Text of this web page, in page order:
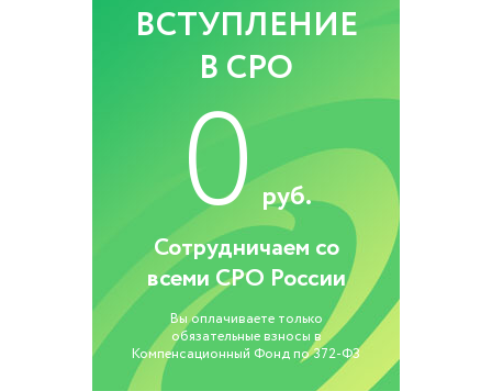
ВСТУПЛЕНИЕ
В СРО
0 руб.
Сотрудничаем со
всеми СРО России
Вы оплачиваете только
обязательные взносы в
Компенсационный Фонд по 372-ФЗ